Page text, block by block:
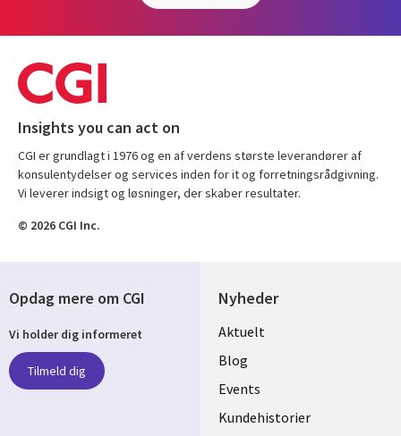
Insights you can act on
CGI er grundlagt i 1976 og en af verdens største leverandører af
konsulentydelser og services inden for it og forretningsrådgivning.
Vi leverer indsigt og løsninger, der skaber resultater.
© 2026 CGI Inc.
Nyheder
Useful
links
DENMARK
Aktuelt
Blog
Events
Kundehistorier
Opdag mere om CGI
Vi holder dig informeret
Tilmeld dig